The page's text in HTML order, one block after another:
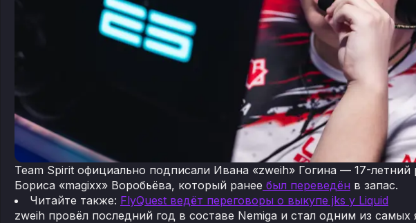
Team Spirit официально подписали Ивана «⁠zweih⁠» Гогина — 17-
Бориса «⁠magixx⁠» Воробьёва, который ранее был переведён в запас.
Читайте также: FlyQuest ведёт переговоры о выкупе jks у Liquid
zweih провёл последний год в составе Nemiga и стал одним из